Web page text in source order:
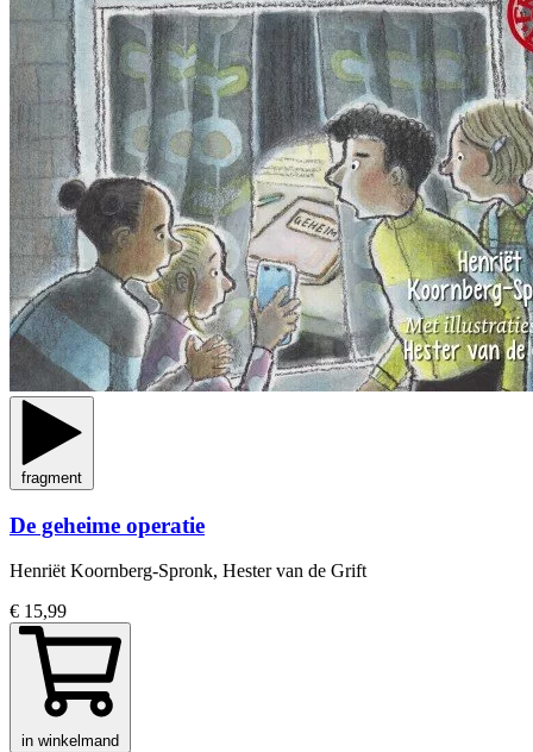
fragment
De geheime operatie
Henriët Koornberg-Spronk, Hester van de Grift
€ 15,99
in winkelmand